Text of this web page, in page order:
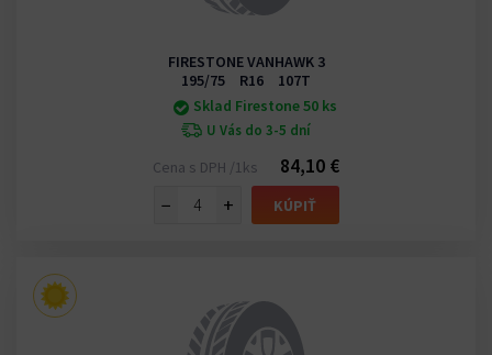
FIRESTONE VANHAWK 3
195/75 R16 107T
Sklad Firestone 50 ks
U Vás do 3-5 dní
Cena s DPH /1ks
84,10 €
−
+ KÚPIŤ